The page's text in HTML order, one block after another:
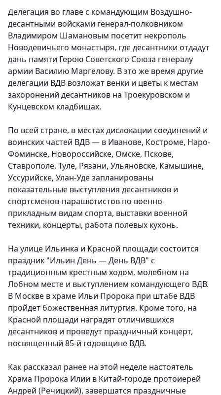
Делегация во главе с командующим Воздушно-
десантными войсками генерал-полковником
Владимиром Шамановым посетит некрополь
Новодевичьего монастыря, где десантники отдадут
дань памяти Герою Советского Союза генералу
армии Василию Маргелову. В это же время другие
делегации ВДВ возложат венки и цветы к местам
захоронений десантников на Троекуровском и
Кунцевском кладбищах.
По всей стране, в местах дислокации соединений и
воинских частей ВДВ — в Иванове, Костроме, Наро-
Фоминске, Новороссийске, Омске, Пскове,
Ставрополе, Туле, Рязани, Ульяновске, Камышине,
Уссурийске, Улан-Уде запланированы
показательные выступления десантников и
спортсменов-парашютистов по военно-
прикладным видам спорта, выставки военной
техники, концерты, работа полевых кухонь.
На улице Ильинка и Красной площади состоится
праздник "Ильин День — День ВДВ" с
традиционным крестным ходом, молебном на
Лобном месте и выступлением командующего ВДВ.
В Москве в храме Ильи Пророка при штабе ВДВ
пройдет божественная литургия. Кроме того, на
Красной площади наградят отличившихся
десантников и проведут праздничный концерт,
посвященный 85-й годовщине ВДВ.
Как рассказал ранее на этой неделе настоятель
Храма Пророка Илии в Китай-городе протоиерей
Андрей (Речицкий), завершатся праздничные